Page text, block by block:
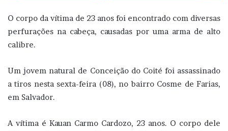
O corpo da vítima de 23 anos foi encontrado com diversas
perfurações na cabeça, causadas por uma arma de alto
calibre.
Um jovem natural de Conceição do Coité foi assassinado
a tiros nesta sexta-feira (08), no bairro Cosme de Farias,
em Salvador.
A vítima é Kauan Carmo Cardozo, 23 anos. O corpo dele